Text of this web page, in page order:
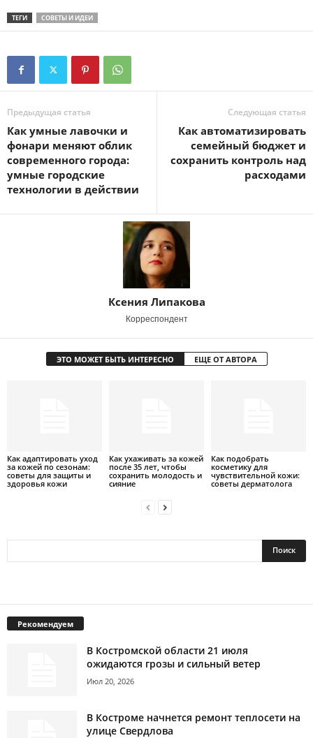
ТЕГИ СОВЕТЫ И ИДЕИ
Предыдущая статья
Как умные лавочки и
фонари меняют облик
современного города:
умные городские
технологии в действии
Следующая статья
Как автоматизировать
семейный бюджет и
сохранить контроль над
расходами
Ксения Липакова
Корреспондент
ЭТО МОЖЕТ БЫТЬ ИНТЕРЕСНО ЕЩЕ ОТ АВТОРА
Как адаптировать уход
за кожей по сезонам:
советы для защиты и
здоровья кожи
Как ухаживать за кожей
после 35 лет, чтобы
сохранить молодость и
сияние
Как подобрать
косметику для
чувствительной кожи:
советы дерматолога
Рекомендуем
В Костромской области 21 июля
ожидаются грозы и сильный ветер
Июл 20, 2026
В Костроме начнется ремонт теплосети на
улице Свердлова